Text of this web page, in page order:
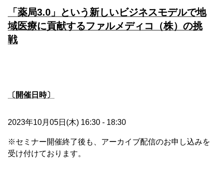
「薬局3.0」という新しいビジネスモデルで地
域医療に貢献するファルメディコ（株）の挑
戦
〔開催日時〕
2023年10月05日(木) 16:30 - 18:30
※セミナー開催終了後も、アーカイブ配信のお申し込みを
受け付けております。